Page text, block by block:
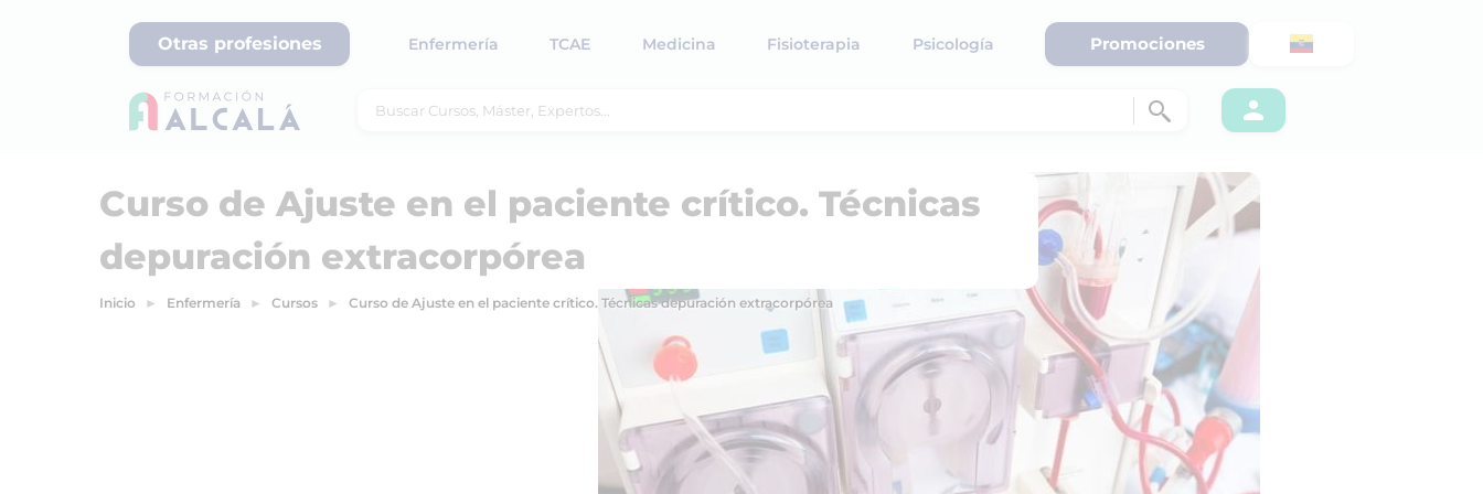
Otras profesiones Enfermería TCAE Medicina Fisioterapia Psicología Promociones
Curso de Ajuste en el paciente crítico. Técnicas
depuración extracorpórea
Inicio Enfermería Cursos Curso de Ajuste en el paciente crítico. Técnicas depuración extracorpórea